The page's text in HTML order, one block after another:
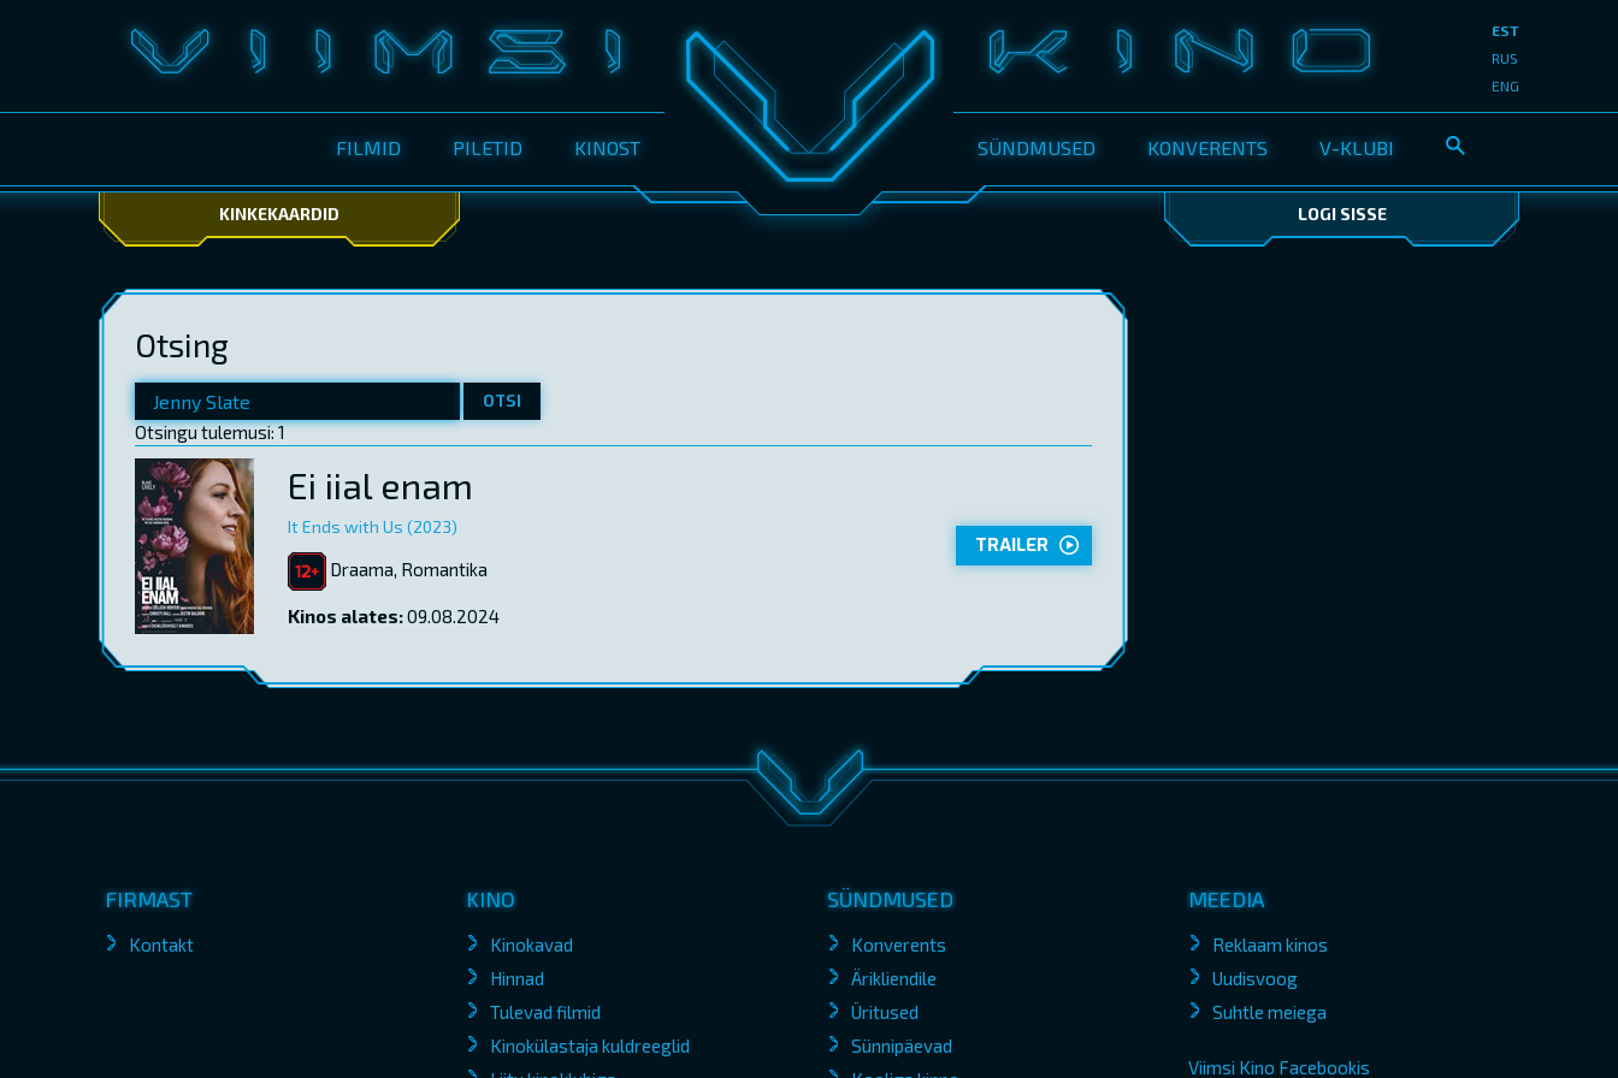
FILMID PILETID KINOST SÜNDMUSED KONVERENTS V-KLUBI
EST
RUS
ENG
KINKEKAARDID LOGI SISSE
Otsing
OTSI
Otsingu tulemusi: 1
Ei iial enam
It Ends with Us (2023)
Draama, Romantika
Kinos alates:09.08.2024
TRAILER
FIRMAST
Kontakt
KINO
Kinokavad
Hinnad
Tulevad filmid
Kinokülastaja kuldreeglid
SÜNDMUSED
Konverents
Ärikliendile
Üritused
Sünnipäevad
MEEDIA
Reklaam kinos
Uudisvoog
Suhtle meiega
Viimsi Kino Facebookis